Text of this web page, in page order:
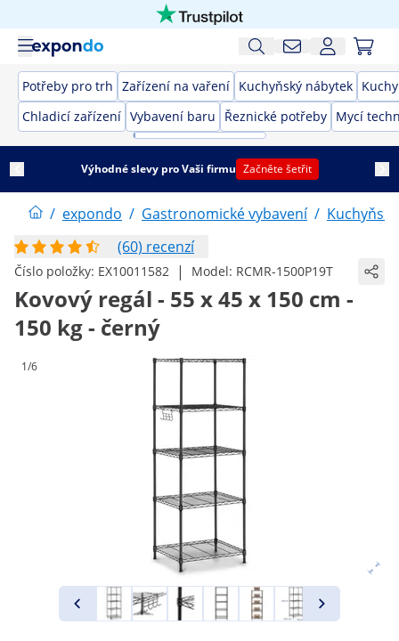
Potřeby pro trh Zařízení na vaření Kuchyňský nábytek
Chladicí zařízení Vybavení baru Řeznické potřeby Mycí
Výhodné slevy pro Vaši firmu Začněte šetřit
/ expondo / Gastronomické vybavení /
(60) recenzí
Číslo položky: EX10011582 | Model: RCMR-1500P19T
Kovový regál - 55 x 45 x 150 cm -
150 kg - černý
1/6